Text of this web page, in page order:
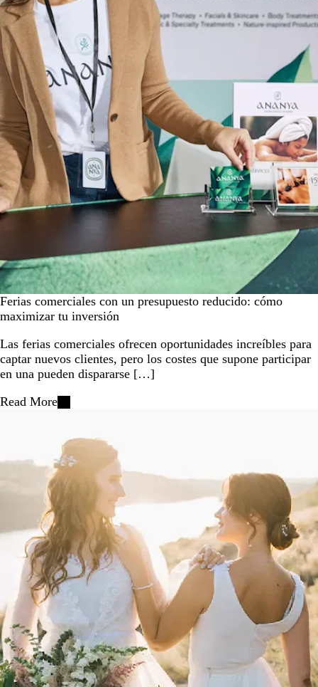
Ferias comerciales con un presupuesto reducido: cómo
maximizar tu inversión
Las ferias comerciales ofrecen oportunidades increíbles para
captar nuevos clientes, pero los costes que supone participar
en una pueden dispararse […]
Read More